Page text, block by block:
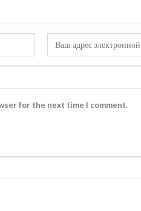
for the next time I comment.